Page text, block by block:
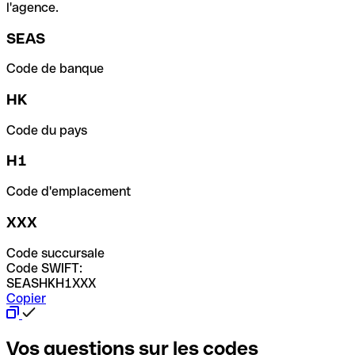
l'agence.
SEAS
Code de banque
HK
Code du pays
H1
Code d'emplacement
XXX
Code succursale
Code SWIFT:
SEASHKH1XXX
Copier
Vos questions sur les codes